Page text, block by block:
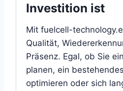
Investition ist
Mit fuelcell-
Qualität,
Präsenz. Egal, ob Sie
planen, ein
optimieren oder sich